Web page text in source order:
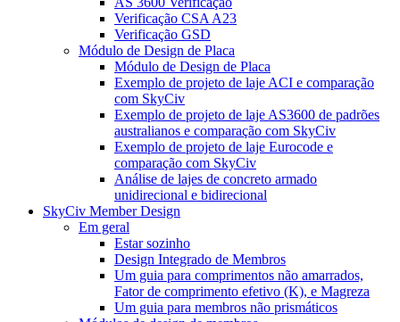
Verificação CSA A23
Verificação GSD
Módulo de Design de Placa
Módulo de Design de Placa
Exemplo de projeto de laje ACI e comparação
com SkyCiv
Exemplo de projeto de laje AS3600 de padrões
australianos e comparação com SkyCiv
Exemplo de projeto de laje Eurocode e
comparação com SkyCiv
Análise de lajes de concreto armado
unidirecional e bidirecional
SkyCiv Member Design
Em geral
Estar sozinho
Design Integrado de Membros
Um guia para comprimentos não amarrados,
Fator de comprimento efetivo (K), e Magreza
Um guia para membros não prismáticos